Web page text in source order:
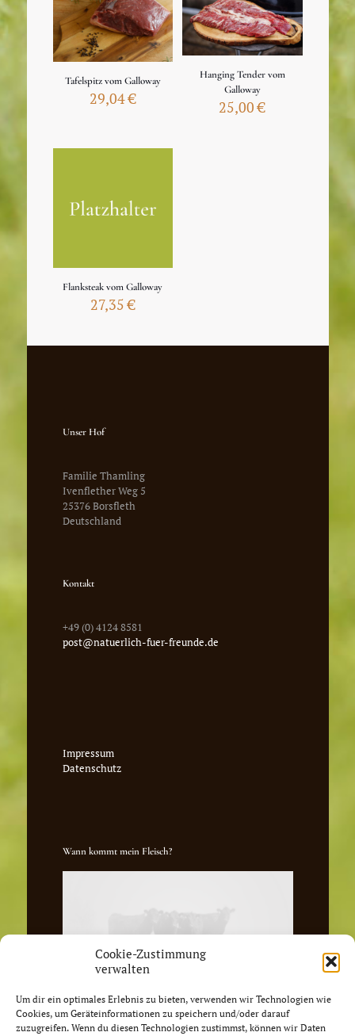
Cookie-Zustimmung
verwalten
Um dir ein optimales Erlebnis zu bieten, verwenden wir Technologien wie
Cookies, um Geräteinformationen zu speichern und/oder darauf
zuzugreifen. Wenn du diesen Technologien zustimmst, können wir Daten
Tafelspitz vom Galloway
29,04€
Hanging Tender vom
Galloway
25,00€
Flanksteak vom Galloway
27,35€
Unser Hof
Familie Thamling
Ivenflether Weg 5
25376 Borsfleth
Deutschland
Kontakt
+49 (0) 4124 8581
post@natuerlich-fuer-freunde.de
Impressum
Datenschutz
Wann kommt mein Fleisch?